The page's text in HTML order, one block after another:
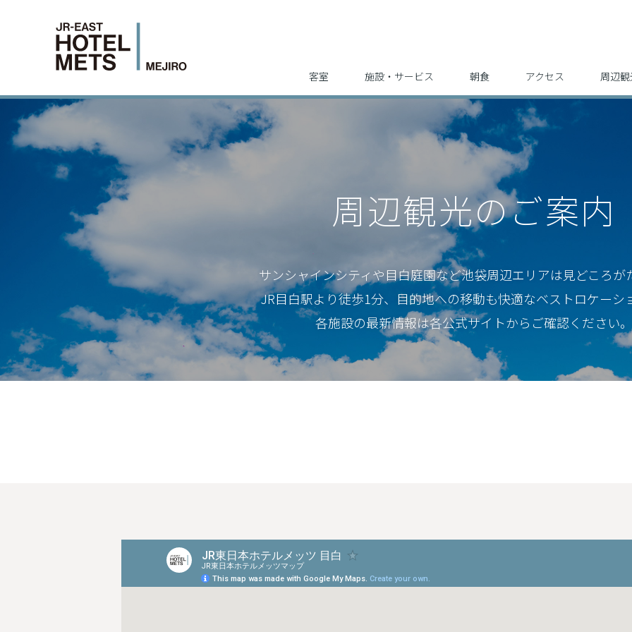
客室 施設・サービス 朝食 アクセス 周辺
周辺観光のご案内
サンシャインシティや目白庭園など池袋周辺エリアは見どころが
JR目白駅より徒歩1分、目的地への移動も快適なベストロケーシ
各施設の最新情報は各公式サイトからご確認ください。